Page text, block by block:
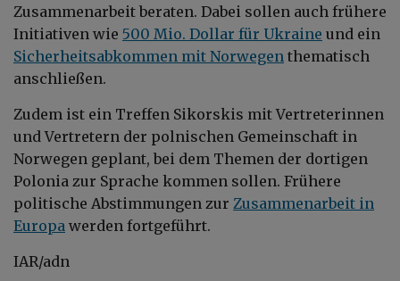
Zusammenarbeit beraten. Dabei sollen auch frühere
Initiativen wie 500 Mio. Dollar für Ukraine und ein
Sicherheitsabkommen mit Norwegen thematisch
anschließen.
Zudem ist ein Treffen Sikorskis mit Vertreterinnen
und Vertretern der polnischen Gemeinschaft in
Norwegen geplant, bei dem Themen der dortigen
Polonia zur Sprache kommen sollen. Frühere
politische Abstimmungen zur Zusammenarbeit in
Europa werden fortgeführt.
IAR/adn